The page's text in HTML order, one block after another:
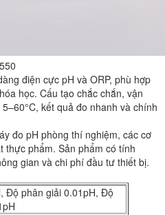
điện cực pH và ORP, phù hợp
học. Cấu tạo chắc chắn, vận
kết quả đo nhanh và chính
đo pH phòng thí nghiệm, các cơ
thực phẩm. Sản phẩm có tính
gian và chi phí đầu tư thiết bị.
Độ phân giải 0.01pH, Độ